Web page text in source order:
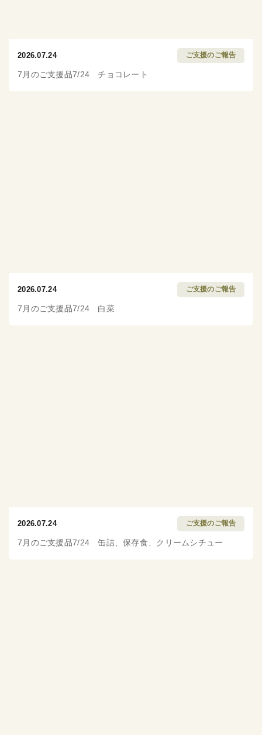
2026.07.24 ご支援のご報告
7月のご支援品7/24 チョコレート
2026.07.24 ご支援のご報告
7月のご支援品7/24 白菜
2026.07.24 ご支援のご報告
7月のご支援品7/24 缶詰、保存食、クリームシチュー